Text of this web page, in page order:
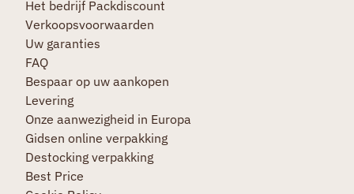
Het bedrijf Packdiscount
Verkoopsvoorwaarden
Uw garanties
FAQ
Bespaar op uw aankopen
Levering
Onze aanwezigheid in Europa
Gidsen online verpakking
Destocking verpakking
Best Price